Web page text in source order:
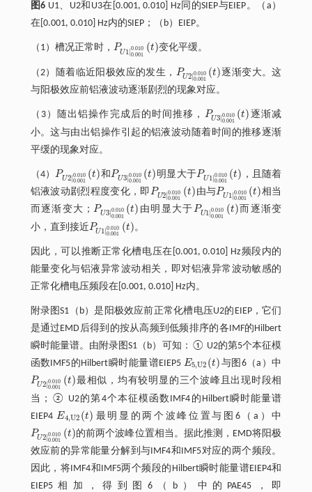
图6 U1、U2和U3在[0.001, 0.010] Hz同的SIEP与EIEP。（a）
在[0.001, 0.010] Hz内的SIEP；（b）EIEP。
（1）槽况正常时， PU1|0.010
0.001
(t)
PU1|0.0010.010(t)
变化平缓。
（2）随着临近阳极效应的发生， PU2|0.010
0.001
(t)
PU2|0.0010.010(t)
逐渐变大。这
与阳极效应前铝液波动逐渐剧烈的现象对应。
（3）随出铝操作完成后的时间推移， PU3 |0.010
0.001
(t)
PU3|0.0010.010(t)
逐渐减
小。这与由出铝操作引起的铝液波动随着时间的推移逐渐
平缓的现象对应。
（4）PU2|0.010
0.001
(t)
PU2|0.0010.010(t)
和PU3|0.010
0.001
(t)
PU3|0.0010.010(t)
明显大于PU1|0.010
0.001
(t)
PU1|0.001 0.010(t)
，且随着
铝液波动剧烈程度变化，即PU2 |0.010
0.001
(t)
PU2|0.001 0.010(t)
由与PU1| 0.010
0.001
(t)
PU1|0.0010.010
相当
而逐渐变大；PU3| 0.010
0.001
(t)
PU3|0.0010.010( t)
由明显大于PU1 |0.010
0.001
(t)
PU1|0.0010.010(t)
而逐渐变
小，直到接近 PU1|0.010
0.001
(t)
PU1|0.001 0.010
。
因此，可以推断正常化槽电压在[0.001, 0.010] Hz频段内的
能量变化与铝液异常波动相关，即对铝液异常波动敏感的
正常化槽电压频段在[0.001, 0.010] Hz内。
附录图S1（b）是阳极效应前正常化槽电压U2的EIEP，它们
是通过EMD后得到的按从高频到低频排序的各IMF的Hilbert
瞬时能量谱。由附录图S1（b）可知：① U2的第5个本征模
函数IMF5的Hilbert瞬时能量谱EIEP5 E5,U2 (t)
E5,U2 (t) 与图6（a）中
PU2 |0.010
0.001
(t)
PU2|0.0010.010(t)
最相似，均有较明显的三个波峰且出现时段相
当；② U2的第4个本征模函数IMF4的Hilbert瞬时能量谱
EIEP4E4,U2 (t)
E4,U2 (t) 最明显的两个波峰位置与图6（a）中
PU2|0.010
0.001
(t)
PU2|0.001 0.010 (t)
的前两个波峰位置相当。据此推测，EMD将阳极
效应前的异常能量分解到与IMF4和IMF5对应的两个频段。
因此，将IMF4和IMF5两个频段的Hilbert瞬时能量谱EIEP4和
EIEP5相加，得到图6（b）中的PAE45，即